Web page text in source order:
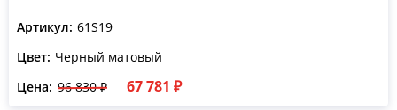
Артикул: 61S19
Цвет: Черный матовый
Цена: 96 830 ₽ 67 781 ₽